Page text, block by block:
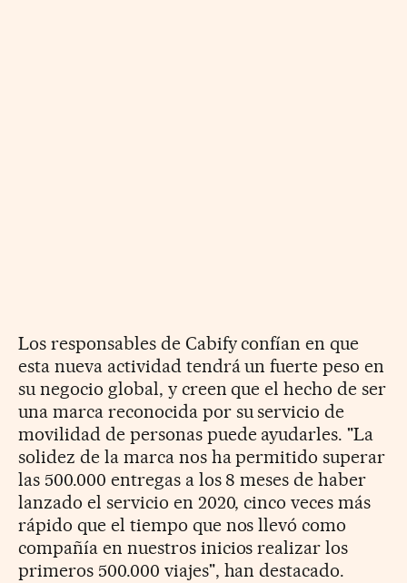
Los responsables de Cabify confían en que
esta nueva actividad tendrá un fuerte peso en
su negocio global, y creen que el hecho de ser
una marca reconocida por su servicio de
movilidad de personas puede ayudarles. "La
solidez de la marca nos ha permitido superar
las 500.000 entregas a los 8 meses de haber
lanzado el servicio en 2020, cinco veces más
rápido que el tiempo que nos llevó como
compañía en nuestros inicios realizar los
primeros 500.000 viajes", han destacado.